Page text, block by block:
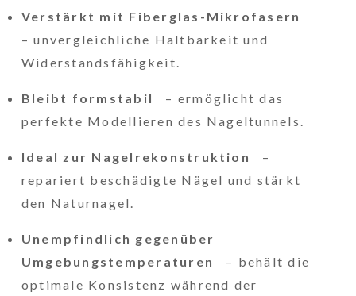
Verstärkt mit Fiberglas-Mikrofasern
– unvergleichliche Haltbarkeit und
Widerstandsfähigkeit.
Bleibt formstabil
– ermöglicht das
perfekte Modellieren des Nageltunnels.
Ideal zur Nagelrekonstruktion
–
repariert beschädigte Nägel und stärkt
den Naturnagel.
Unempfindlich gegenüber
Umgebungstemperaturen
– behält die
optimale Konsistenz während der